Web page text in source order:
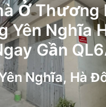
Ở Thương
Yên Nghĩa
Gần
Nghĩa, Hà